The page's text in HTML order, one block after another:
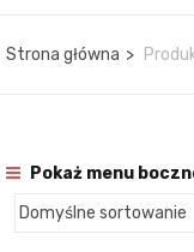
Strona główna
Pokaż menu